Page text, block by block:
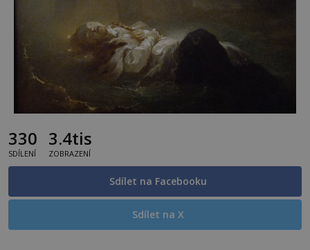
330
SDÍLENÍ
3.4tis
ZOBRAZENÍ
Sdílet na Facebooku
Sdílet na X